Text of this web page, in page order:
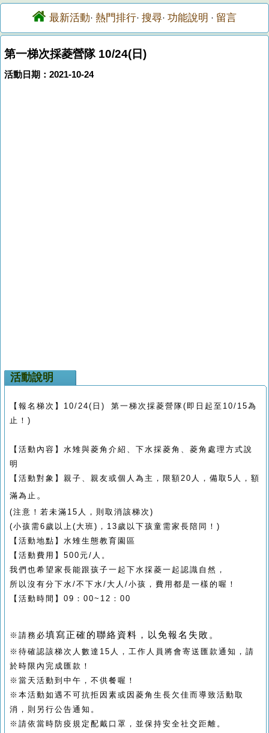
最新活動· 熱門排行· 搜尋· 功能說明 · 留言
第一梯次採菱營隊 10/24(日)
活動日期：2021-10-24
活動說明
【報名梯次】 10/24( 日 ) 第一梯次採菱營隊( 即日起至 10/15為
止！)
【活動內容】水雉與菱角介紹、下水採菱角、菱角處理方式說
明
【活動對象】親子、親友或個人為主，限額20 人，備取 5 人，額
滿為止 。
(注意！ 若未滿 15 人，則取消該梯次 )
(小孩需6 歲以上( 大班) ， 13 歲以下孩童需家長陪同！ )
【活動地點】水雉生態教育園區
【活動費用】 500 元/ 人。
我們也希望家長能跟孩子一起下水採菱一起認識自然 ，
所以沒有分下水/不下水/ 大人 /小孩，費用都是一樣的喔！
【活動時間】 09 ： 00~12 ： 00
※ 請務必填寫正確的聯絡資料，以免報名失敗。
※ 待確認該梯次人數達 15 人，工作人員將會寄送匯款通知，請
於時限內完成匯款！
※ 當天活動到中午，不供餐喔！
※ 本活動如遇不可抗拒因素或因菱角生長欠佳而導致活動取
消，則另行公告通知。
※ 請依當時防疫規定配戴口罩，並保持安全社交距離。